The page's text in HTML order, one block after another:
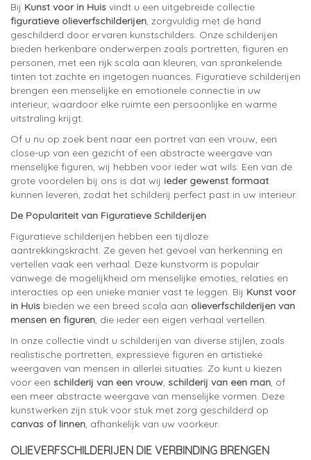
Bij Kunst voor in Huis vindt u een uitgebreide collectie
figuratieve olieverfschilderijen, zorgvuldig met de hand
geschilderd door ervaren kunstschilders. Onze schilderijen
bieden herkenbare onderwerpen zoals portretten, figuren en
personen, met een rijk scala aan kleuren, van sprankelende
tinten tot zachte en ingetogen nuances. Figuratieve schilderijen
brengen een menselijke en emotionele connectie in uw
interieur, waardoor elke ruimte een persoonlijke en warme
uitstraling krijgt.
Of u nu op zoek bent naar een portret van een vrouw, een
close-up van een gezicht of een abstracte weergave van
menselijke figuren, wij hebben voor ieder wat wils. Een van de
grote voordelen bij ons is dat wij ieder gewenst formaat
kunnen leveren, zodat het schilderij perfect past in uw interieur.
De Populariteit van Figuratieve Schilderijen
Figuratieve schilderijen hebben een tijdloze
aantrekkingskracht. Ze geven het gevoel van herkenning en
vertellen vaak een verhaal. Deze kunstvorm is populair
vanwege de mogelijkheid om menselijke emoties, relaties en
interacties op een unieke manier vast te leggen. Bij Kunst voor
in Huis bieden we een breed scala aan olieverfschilderijen van
mensen en figuren, die ieder een eigen verhaal vertellen.
In onze collectie vindt u schilderijen van diverse stijlen, zoals
realistische portretten, expressieve figuren en artistieke
weergaven van mensen in allerlei situaties. Zo kunt u kiezen
voor een schilderij van een vrouw, schilderij van een man, of
een meer abstracte weergave van menselijke vormen. Deze
kunstwerken zijn stuk voor stuk met zorg geschilderd op
canvas of linnen, afhankelijk van uw voorkeur.
OLIEVERFSCHILDERIJEN DIE VERBINDING BRENGEN